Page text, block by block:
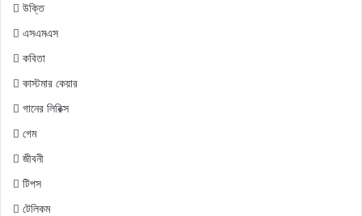
উক্তি
এসএমএস
কবিতা
কাস্টমার কেয়ার
গানের লিরিক্স
গেম
জীবনী
টিপস
টেলিকম